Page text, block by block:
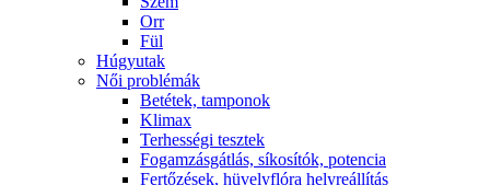
Orr
Fül
Húgyutak
Női problémák
Betétek, tamponok
Klimax
Terhességi tesztek
Fogamzásgátlás, síkosítók, potencia
Fertőzések, hüvelyflóra helyreállítás